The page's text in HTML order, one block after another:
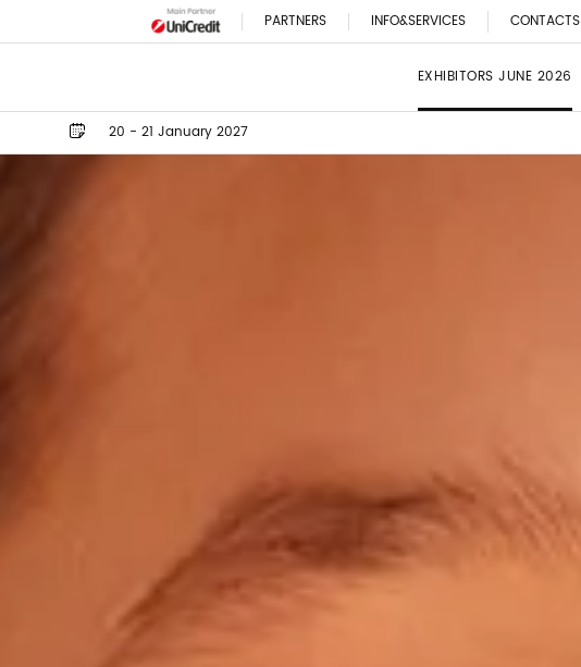
PARTNERS INFO&SERVICES CONTACTS
EXHIBITORS JUNE 2026
20 - 21 January 2027